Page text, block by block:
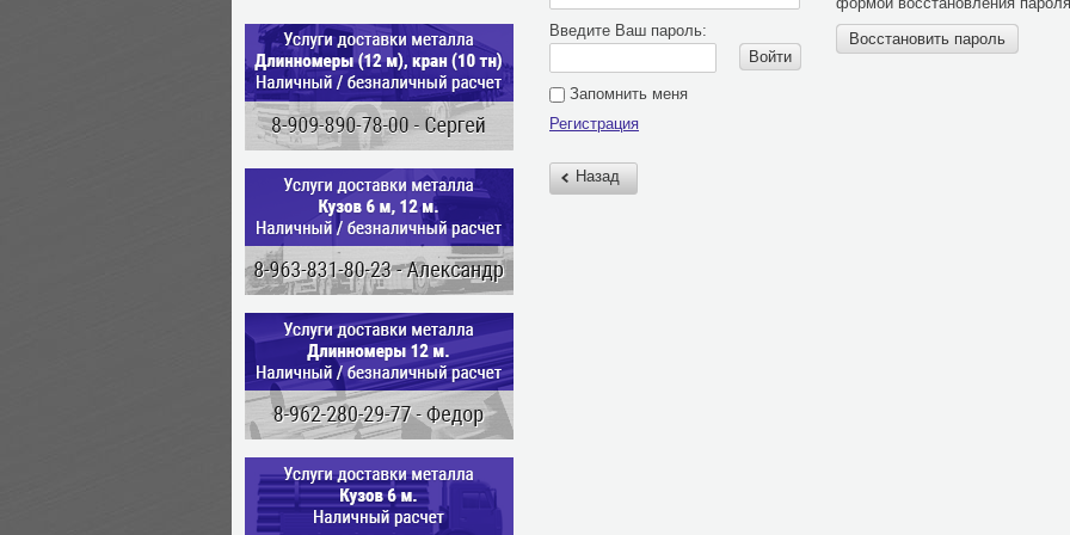
Введите Ваш пароль:
Войти
Запомнить меня
Регистрация
Восстановить пароль
Назад